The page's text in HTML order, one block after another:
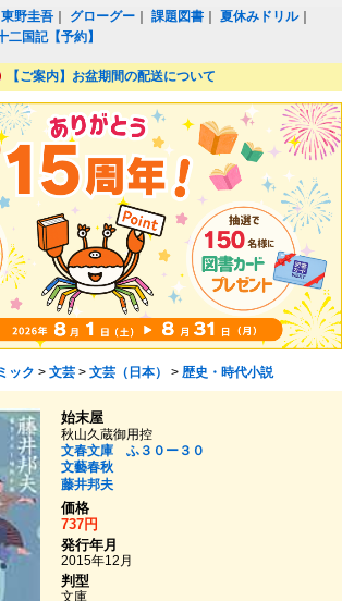
東野圭吾 グローグー ｜課題図書 ｜夏休みドリル｜
二国記【予約】
【ご案内】お盆期間の配送について
ック > 文芸> 文芸（日本） > 歴史・時代小説
始末屋
秋山久蔵御用控
文春文庫 ふ３０ー３０
文藝春秋
藤井邦夫
価格
737円
発行年月
2015年12月
判型
文庫